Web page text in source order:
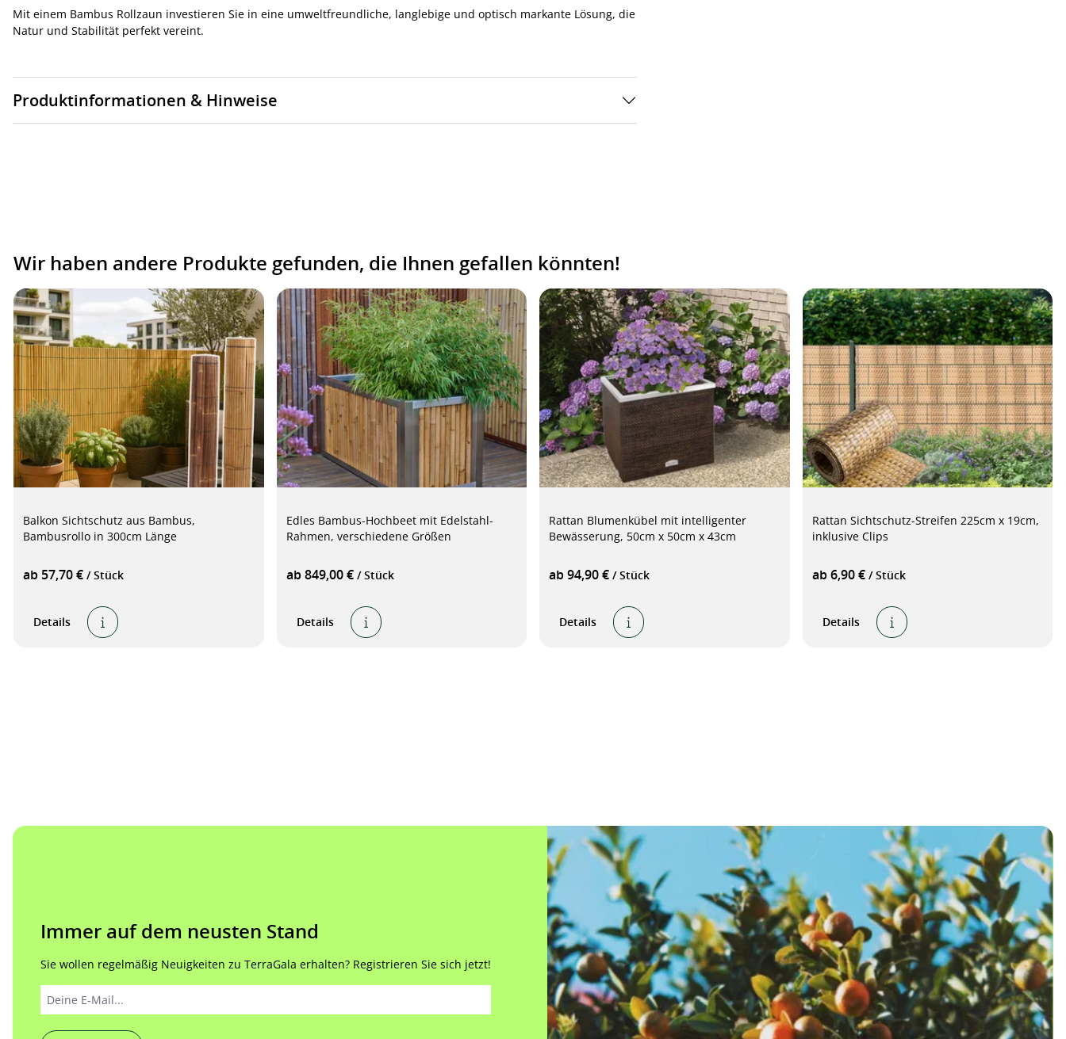
Mit einem Bambus Rollzaun investieren Sie in eine umweltfreundliche, langlebige und optisch markante Lösung, die
Natur und Stabilität perfekt vereint.
Produktinformationen & Hinweise
Wir haben andere Produkte gefunden, die Ihnen gefallen könnten!
Balkon Sichtschutz aus Bambus,
Bambusrollo in 300cm Länge
ab 57,70 € / Stück
Details
Edles Bambus-Hochbeet mit Edelstahl-
Rahmen, verschiedene Größen
ab 849,00 € / Stück
Details
Rattan Blumenkübel mit intelligenter
Bewässerung, 50cm x 50cm x 43cm
ab 94,90 € / Stück
Details
Rattan Sichtschutz-Streifen 225cm x 19cm,
inklusive Clips
ab 6,90 € / Stück
Details
Immer auf dem neusten Stand
Sie wollen regelmäßig Neuigkeiten zu TerraGala erhalten? Registrieren Sie sich jetzt!